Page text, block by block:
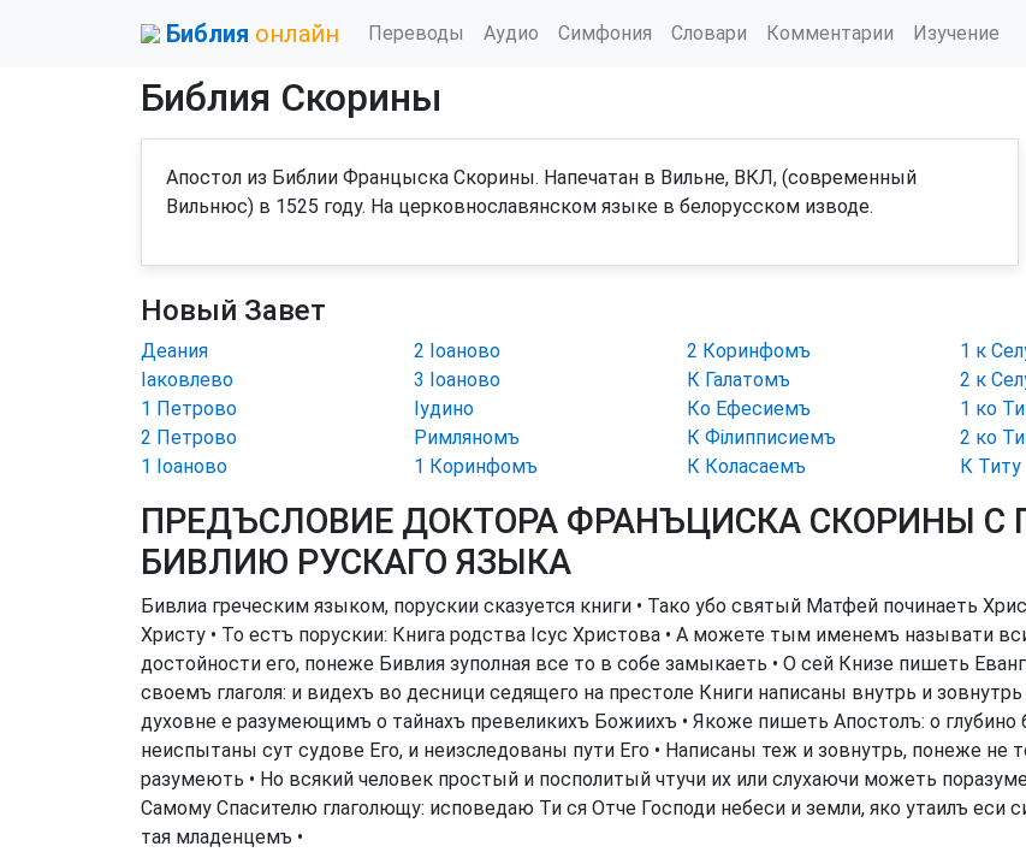
Библия онлайн Переводы Аудио Симфония Словари Комментарии Изучение
Библия Скорины
Апостол из Библии Францыска Скорины. Напечатан в Вильне, ВКЛ, (современный
Вильнюс) в 1525 году. На церковнославянском языке в белорусском изводе.
Новый Завет
Деания
Іаковлево
1 Петрово
2 Петрово
1 Іоаново
2 Іоаново
3 Іоаново
Іудино
Римляномъ
1 Коринфомъ
2 Коринфомъ
К Галатомъ
Ко Ефесиемъ
К Філипписиемъ
К Коласаемъ
1 к
2 к
1 ко
2 ко
К Титу
ПРЕДЪСЛОВИЕ ДОКТОРА ФРАНЪЦИСКА СКОРИНЫ С
БИВЛИЮ РУСКАГО ЯЗЫКА
Бивлиа греческим языком, порускии сказуется книги • Тако убо святый Матфей починаеть
Христу • То естъ порускии: Книга родства Ісус Христова • А можете тым именемъ называти
достойности его, понеже Бивлия зуполная все то в собе замыкаеть • О сей Книзе пишеть
своемъ глаголя: и видехъ во десници седящего на престоле Книги написаны внутрь и
духовне е разумеющимъ о тайнахъ превеликихъ Божиихъ • Якоже пишеть Апостолъ: о глубино
неиспытаны сут судове Его, и неизследованы пути Его • Написаны теж и зовнутрь, понеже не
разумеють • Но всякий человек простый и посполитый чтучи их или слухаючи можеть
Самому Спасителю глаголющу: исповедаю Ти ся Отче Господи небеси и земли, яко утаилъ еси
тая младенцемъ •